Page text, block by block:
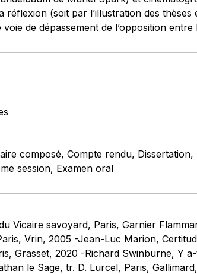
(soit par l’illustration des thèses
de dépassement de l’opposition entre
composé, Compte rendu,
session, Examen oral
Vicaire savoyard, Paris, Garnier
Vrin, 2005 -Jean-Luc Marion,
Grasset, 2020 -Richard Swinburne, Y
le Sage, tr. D. Lurcel, Paris,